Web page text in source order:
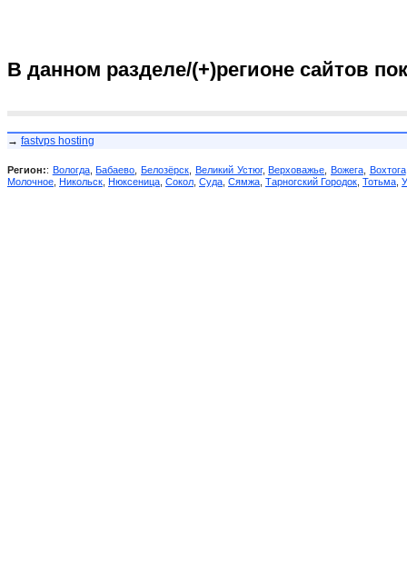
В данном разделе/(+)регионе сайтов
→ fastvps hosting
Регион:: Вологда,Бабаево ,Белозёрск Великий Устюг,Верховажье Вожега, Вохтога
Молочное Никольск Нюксеница Сокол Суда Сямжа Тарногский Городок Тотьма